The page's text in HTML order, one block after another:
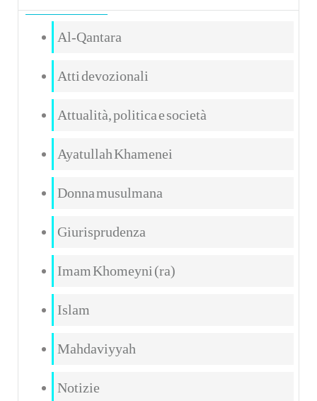
Al-Qantara
Atti devozionali
Attualità, politica e società
Ayatullah Khamenei
Donna musulmana
Giurisprudenza
Imam Khomeyni (ra)
Islam
Mahdaviyyah
Notizie